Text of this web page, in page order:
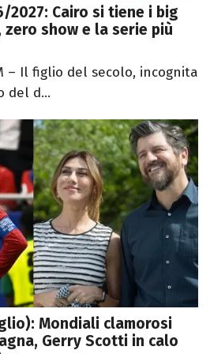
2027: Cairo si tiene i big
zero show e la serie più
– Il figlio del secolo, incognita
del d...
Mondiali clamorosi
Gerry Scotti in calo